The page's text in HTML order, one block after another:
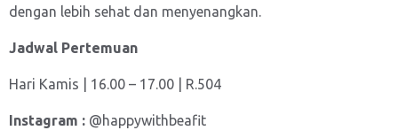
dengan lebih sehat dan menyenangkan.
Jadwal Pertemuan
Hari Kamis | 16.00 – 17.00 | R.504
Instagram : @happywithbeafit